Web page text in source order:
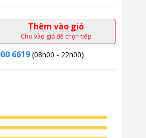
Thêm vào giỏ
Cho vào giỏ để chọn tiếp
6619 (08h00 - 22h00)